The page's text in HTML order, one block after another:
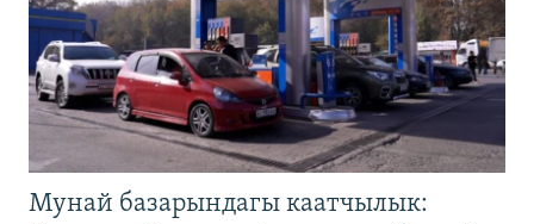
Мунай базарындагы каатчылык: